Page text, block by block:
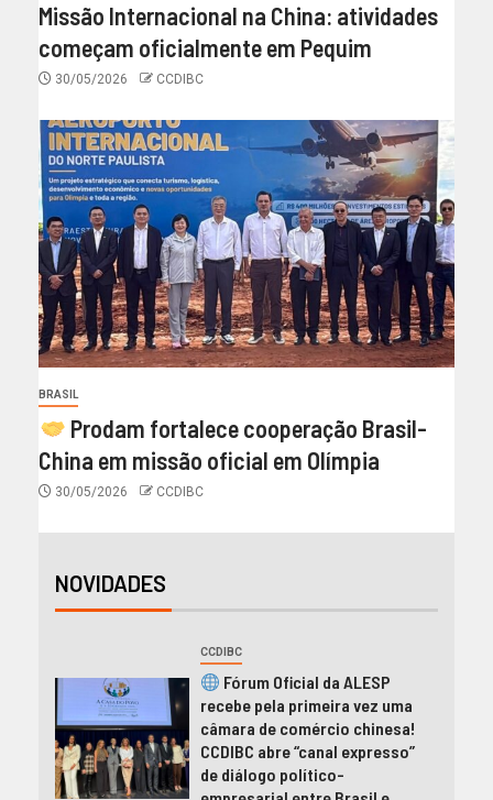
Missão Internacional na China: atividades
começam oficialmente em Pequim
30/05/2026 CCDIBC
BRASIL
Prodam fortalece cooperação Brasil-
China em missão oficial em Olímpia
30/05/2026 CCDIBC
NOVIDADES
CCDIBC
Fórum Oficial da ALESP
recebe pela primeira vez uma
câmara de comércio chinesa!
CCDIBC abre “canal expresso”
de diálogo político-